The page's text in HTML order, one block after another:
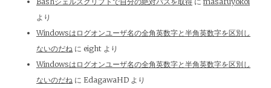
より
Windowsはログオンユーザ名の全角英数字と半角英数字を区別し
ないのだね に eight より
Windowsはログオンユーザ名の全角英数字と半角英数字を区別し
ないのだね に EdagawaHD より